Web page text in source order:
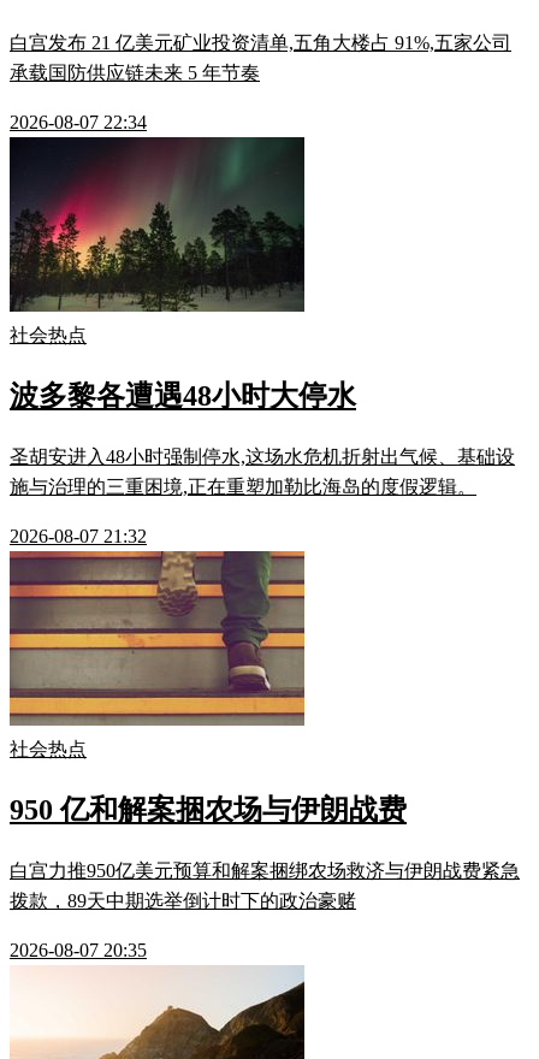
白宫发布 21 亿美元矿业投资清单,五角大楼占 91%,五家公司
承载国防供应链未来 5 年节奏
2026-08-07 22:34
社会热点
波多黎各遭遇48小时大停水
圣胡安进入48小时强制停水,这场水危机折射出气候、基础设
施与治理的三重困境,正在重塑加勒比海岛的度假逻辑。
2026-08-07 21:32
社会热点
950 亿和解案捆农场与伊朗战费
白宫力推950亿美元预算和解案捆绑农场救济与伊朗战费紧急
拨款，89天中期选举倒计时下的政治豪赌
2026-08-07 20:35